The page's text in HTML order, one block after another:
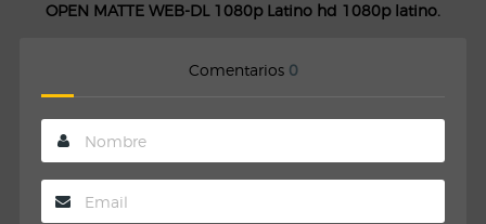
OPEN MATTE WEB-DL 1080p Latino hd 1080p latino.
Comentarios 0